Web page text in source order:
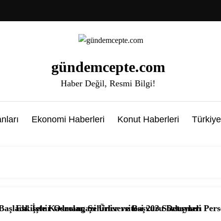
gündemcepte.com
Haber Değil, Resmi Bilgi!
Ekonomi Haberleri Konut Haberleri Türkiye
Şehirler ve Başvuru Detayları
Üniversitesi 203 Sözleşmeli Personel Alımı
📰 KPSS’li ve